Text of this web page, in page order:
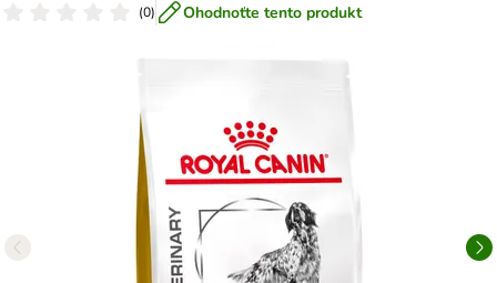
(0) Ohodnoťte tento produkt